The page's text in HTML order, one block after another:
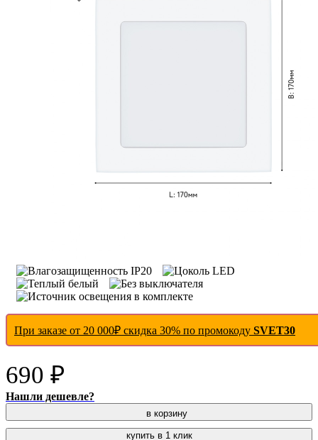
При заказе от 20 000₽ скидка 30% по промокоду SVET30
690 ₽
Нашли дешевле?
в корзину
купить в 1 клик